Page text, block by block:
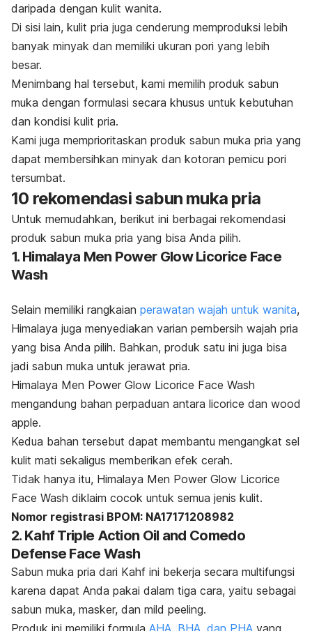
daripada dengan kulit wanita.
Di sisi lain, kulit pria juga cenderung memproduksi lebih
banyak minyak dan memiliki ukuran pori yang lebih
besar.
Menimbang hal tersebut, kami memilih produk sabun
muka dengan formulasi secara khusus untuk kebutuhan
dan kondisi kulit pria.
Kami juga memprioritaskan produk sabun muka pria yang
dapat membersihkan minyak dan kotoran pemicu pori
tersumbat.
10 rekomendasi sabun muka pria
Untuk memudahkan, berikut ini berbagai rekomendasi
produk sabun muka pria yang bisa Anda pilih.
1. Himalaya Men Power Glow Licorice Face
Wash
Selain memiliki rangkaian perawatan wajah untuk wanita,
Himalaya juga menyediakan varian pembersih wajah pria
yang bisa Anda pilih. Bahkan, produk satu ini juga bisa
jadi sabun muka untuk jerawat pria.
Himalaya Men Power Glow Licorice Face Wash
mengandung bahan perpaduan antara licorice dan wood
apple.
Kedua bahan tersebut dapat membantu mengangkat sel
kulit mati sekaligus memberikan efek cerah.
Tidak hanya itu, Himalaya Men Power Glow Licorice
Face Wash diklaim cocok untuk semua jenis kulit.
Nomor registrasi BPOM: NA17171208982
2. Kahf Triple Action Oil and Comedo
Defense Face Wash
Sabun muka pria dari Kahf ini bekerja secara multifungsi
karena dapat Anda pakai dalam tiga cara, yaitu sebagai
sabun muka, masker, dan mild peeling.
Produk ini memiliki formula AHA, BHA, dan PHA yang